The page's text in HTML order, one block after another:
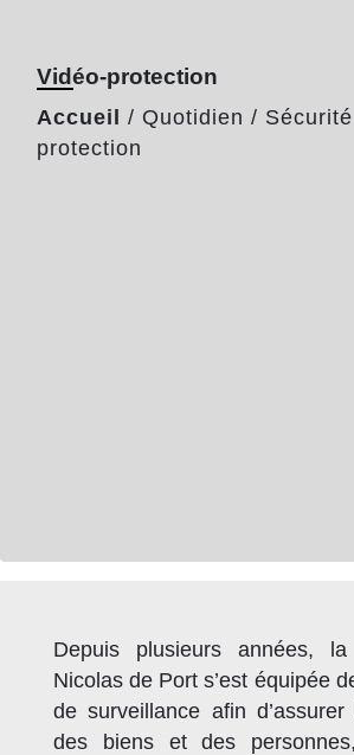
Vidéo-protection
Accueil / Quotidien / Sécurité
protection
Depuis plusieurs années,
Nicolas de Port s’est équipée
de surveillance afin
des biens et des personnes,